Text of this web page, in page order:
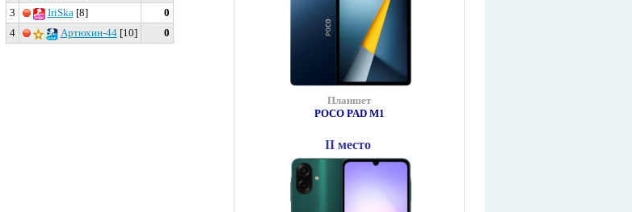
3
IriSka[8]
0
4
Артюхин-44[10] 0
Планшет
POCO PAD М1
II место